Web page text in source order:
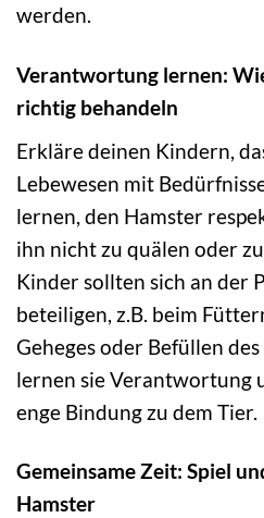
werden.
Verantwortung lernen:
richtig behandeln
Erkläre deinen Kindern,
Lebewesen mit
lernen, den Hamster
ihn nicht zu quälen oder
Kinder sollten sich an der
beteiligen, z.B. beim
Geheges oder Befüllen des
lernen sie Verantwortung
enge Bindung zu dem Tier.
Gemeinsame Zeit: Spiel
Hamster